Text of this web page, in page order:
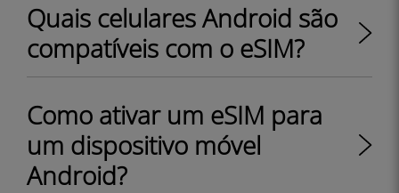
Quais celulares Android são
compatíveis com o eSIM?
Como ativar um eSIM para
um dispositivo móvel
Android?